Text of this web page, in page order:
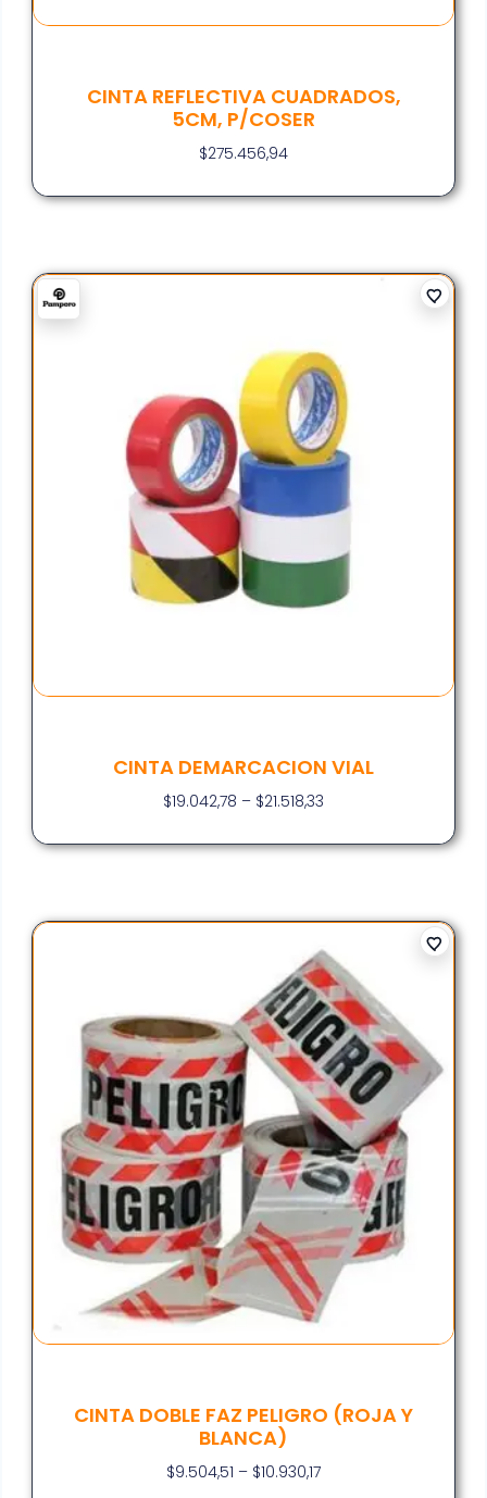
CINTA REFLECTIVA CUADRADOS,
5CM, P/COSER
$275.456,94
CINTA DEMARCACION VIAL
$19.042,78 – $21.518,33
CINTA DOBLE FAZ PELIGRO (ROJA Y
BLANCA)
$9.504,51 – $10.930,17